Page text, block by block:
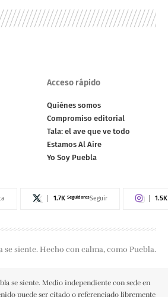
Acceso rápido
Quiénes somos
Compromiso editorial
Tala: el ave que ve todo
Estamos Al Aire
Yo Soy Puebla
1.7K SeguidoresSeguir 1.5K
siente. Hecho con calma, como Puebla.
se siente. Medio independiente con sede en
puede ser citado o referenciado libremente